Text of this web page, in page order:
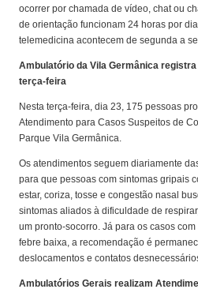
ocorrer por chamada de vídeo, chat ou
de orientação funcionam 24 horas por
telemedicina acontecem de segunda a
Ambulatório da Vila Germânica
terça-feira
Nesta terça-feira, dia 23, 175 pessoas
Atendimento para Casos Suspeitos de
Parque Vila Germânica.
Os atendimentos seguem diariamente
para que pessoas com sintomas gripais
estar, coriza, tosse e congestão nasal
sintomas aliados à dificuldade de
um pronto-socorro. Já para os casos
febre baixa, a recomendação é
deslocamentos e contatos
Ambulatórios Gerais realizam